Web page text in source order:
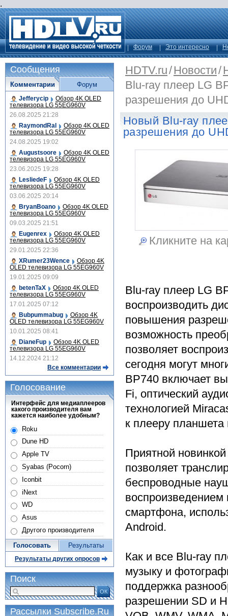
.
Форум Это интересно
HDTV.ru/Новости/
Blu-ray плеер LG
разрешения до
Новый Blu-ray
разрешения до
Кликните на
Blu-ray плеер LG
воспроизводить
повышения
возможность
позволяет
сегодня могут
BP740 включает
Fi, оптический
технологией
к плееру
Приятной
позволяет
беспроводные
смартфона,
Android.
Как и все Blu-ray
музыку и
поддержка
разрешении SD и
Сообщения
Комментарии
Jefferycip Обзор 4K OLED
телевизора LG 55EG960V
26.08.2025 21:28
RaymondRal
Обзор 4K OLED
телевизора LG 55EG960V
24.08.2025 19:02
Augustsoore
Обзор 4K OLED
телевизора LG 55EG960V
23.06.2025 19:28
LesliedeF
Обзор 4K OLED
телевизора LG 55EG960V
03.06.2025 20:14
BryanBoano
Обзор 4K OLED
телевизора LG 55EG960V
09.03.2025 21:51
Eugenrex
Обзор 4K OLED
телевизора LG 55EG960V
29.01.2025 22:36
XRumer23Wence
Обзор 4K
OLED телевизора LG 55EG960V
19.01.2025 09:09
betenTaX
Обзор 4K OLED
телевизора LG 55EG960V
17.01.2025 07:12
Bubpummabug
Обзор 4K
OLED телевизора LG 55EG960V
10.01.2025 08:41
DianeFup
Обзор 4K OLED
телевизора LG 55EG960V
14.12.2024 21:12
Все комментарии
Форум
Голосование
Интерфейс для медиаплееров
какого производителя вам
кажется наиболее удобным?
Roku
Dune HD
Apple TV
Syabas (Pocorn)
Iconbit
iNext
WD
Asus
Другого производителя
Голосовать Результаты
Результаты других опросов
Поиск
ОК
Рассылки Subscribe.Ru